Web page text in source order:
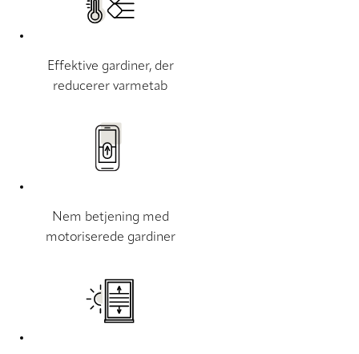
Effektive gardiner, der
reducerer varmetab
Nem betjening med
motoriserede gardiner